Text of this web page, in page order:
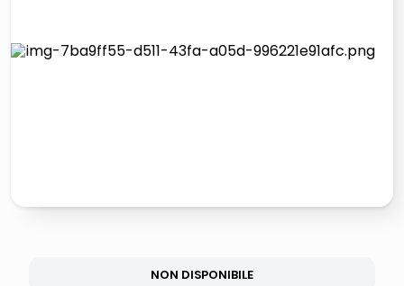
NON DISPONIBILE